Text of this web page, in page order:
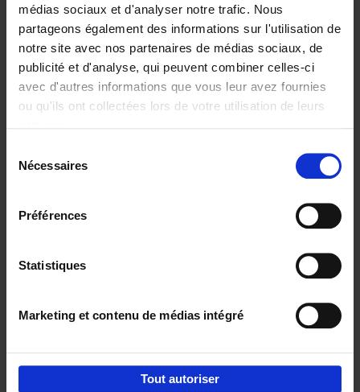
médias sociaux et d'analyser notre trafic. Nous
partageons également des informations sur l'utilisation de
notre site avec nos partenaires de médias sociaux, de
publicité et d'analyse, qui peuvent combiner celles-ci
avec d'autres informations que vous leur avez fournies
ou qu'ils ont collectées lors de votre utilisation de leurs
Nécessaires
Préférences
Statistiques
Marketing et contenu de médias intégré
Tout autoriser
Jochen Roef Jozefien De Feyter
Carolien Boom
Couverture souple
2025 200
€29,99
Digital marketing like a PRO -
completely revised edition (EN)